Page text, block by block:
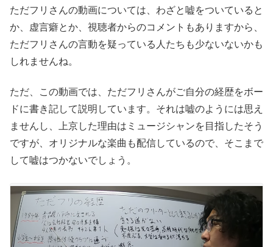
ただフリさんの動画については、わざと嘘をついていると
か、虚言癖とか、視聴者からのコメントもありますから、
ただフリさんの言動を疑っている人たちも少ないないかも
しれませんね。
ただ、この動画では、ただフリさんがご自分の経歴をボー
ドに書き記して説明しています。それは嘘のようには思え
ませんし、上京した理由はミュージシャンを目指したそう
ですが、オリジナルな楽曲も配信しているので、そこまで
して嘘はつかないでしょう。